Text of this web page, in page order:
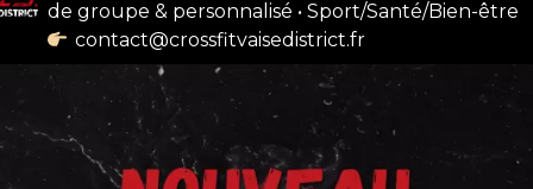
de groupe & personnalisé • Sport/Santé/Bien-être
contact@crossfitvaisedistrict.fr